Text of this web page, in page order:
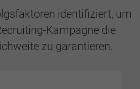
identifiziert, um
Kampagne die
zu garantieren.